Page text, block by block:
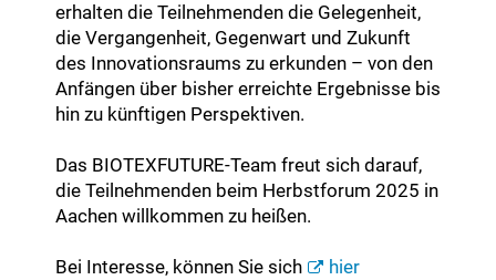
erhalten die Teilnehmenden die Gelegenheit,
die Vergangenheit, Gegenwart und Zukunft
des Innovationsraums zu erkunden – von den
Anfängen über bisher erreichte Ergebnisse bis
hin zu künftigen Perspektiven.
Das BIOTEXFUTURE-Team freut sich darauf,
die Teilnehmenden beim Herbstforum 2025 in
Aachen willkommen zu heißen.
Bei Interesse, können Sie sich
hier